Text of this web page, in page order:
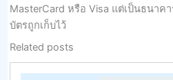
MasterCard หรือ Visa แต่เป็นธนา
บัตรถูกเก็บไว้
Related posts